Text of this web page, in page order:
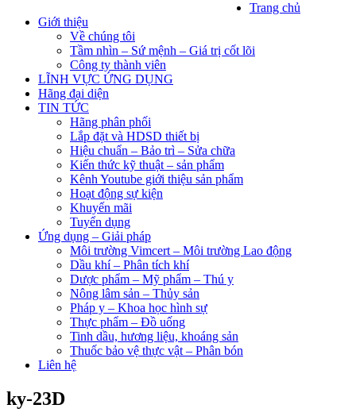
Trang chủ
Giới thiệu
Về chúng tôi
Tầm nhìn – Sứ mệnh – Giá trị cốt lõi
Công ty thành viên
LĨNH VỰC ỨNG DỤNG
Hãng đại diện
TIN TỨC
Hãng phân phối
Lắp đặt và HDSD thiết bị
Hiệu chuẩn – Bảo trì – Sửa chữa
Kiến thức kỹ thuật – sản phẩm
Kênh Youtube giới thiệu sản phẩm
Hoạt động sự kiện
Khuyến mãi
Tuyển dụng
Ứng dụng – Giải pháp
Môi trường Vimcert – Môi trường Lao động
Dầu khí – Phân tích khí
Dược phẩm – Mỹ phẩm – Thú y
Nông lâm sản – Thủy sản
Pháp y – Khoa học hình sự
Thực phẩm – Đồ uống
Tinh dầu, hương liệu, khoáng sản
Thuốc bảo vệ thực vật – Phân bón
Liên hệ
ky-23D